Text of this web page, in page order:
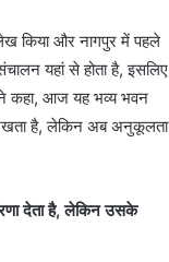
किया और नागपुर में पहले
यहां से होता है, इसलिए
कहा, आज यह भव्य भवन
रखता है, लेकिन अब अनुकूलता
देता है, लेकिन उसके